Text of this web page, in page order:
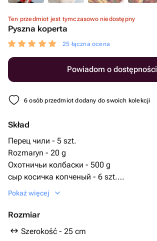
Ten przedmiot jest tymczasowo niedostępny
Pyszna koperta
25 łączna ocena
Powiadom o dostępności
6 osób przedmiot dodany do swoich kolekcji
Skład
Перец чили - 5 szt.
Rozmaryn - 20 g
Охотничьи колбаски - 500 g
сыр косичка копченый - 6 szt.
chrupki w rożku - 1 szt.
Pokaż więcej
Rozmiar
Szerokość - 25 cm